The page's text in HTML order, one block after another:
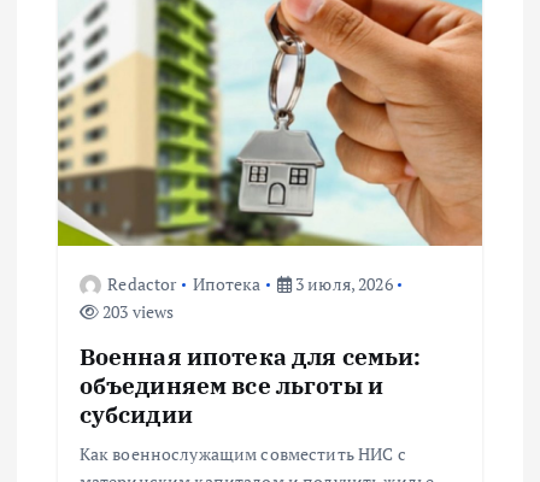
и
я
п
о
Redactor Ипотека
3 июля, 2026
203 views
Военная ипотека для семьи:
объединяем все льготы и
субсидии
Как военнослужащим совместить НИС с